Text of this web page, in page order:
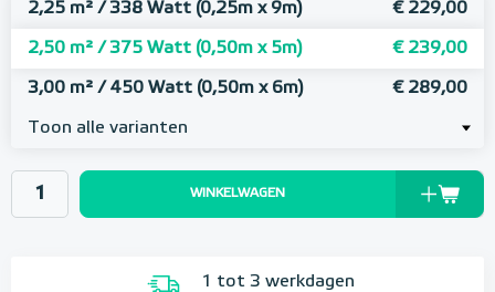
2,25 m² / 338 Watt (0,25m x 9m) € 229,00
2,50 m² / 375 Watt (0,50m x 5m) € 239,00
3,00 m² / 450 Watt (0,50m x 6m) € 289,00
Toon alle varianten
WINKELWAGEN
1 tot 3 werkdagen